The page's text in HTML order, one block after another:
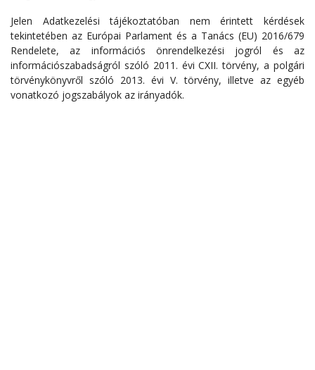
Jelen Adatkezelési tájékoztatóban nem érintett kérdések
tekintetében az Európai Parlament és a Tanács (EU) 2016/679
Rendelete, az információs önrendelkezési jogról és az
információszabadságról szóló 2011. évi CXII. törvény, a polgári
törvénykönyvről szóló 2013. évi V. törvény, illetve az egyéb
vonatkozó jogszabályok az irányadók.